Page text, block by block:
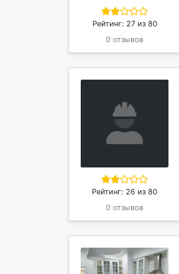
Рейтинг: 27 из 80
0 отзывов
Рейтинг: 26 из 80
0 отзывов